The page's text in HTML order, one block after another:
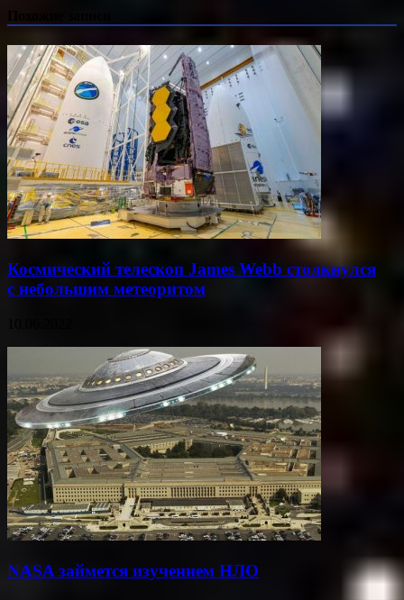
Космический телескоп James Webb столкнулся
с небольшим метеоритом
NASA займется изучением НЛО